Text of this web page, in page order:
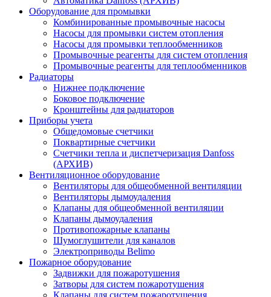
Оборудование для промывки
Комбинированные промывочные насосы
Насосы для промывки систем отопления
Насосы для промывки теплообменников
Промывочные реагенты для систем отопления
Промывочные реагенты для теплообменников
Радиаторы
Нижнее подключение
Боковое подключение
Кронштейны для радиаторов
Приборы учета
Общедомовые счетчики
Поквартирные счетчики
Счетчики тепла и диспетчеризация Danfoss
(АРХИВ)
Вентиляционное оборудование
Вентиляторы для общеобменной вентиляции
Вентиляторы дымоудаления
Клапаны для общеобменной вентиляции
Клапаны дымоудаления
Противопожарные клапаны
Шумоглушители для каналов
Электроприводы Belimo
Пожарное оборудование
Задвижки для пожаротушения
Затворы для систем пожаротушения
Клапаны для систем пожаротушения